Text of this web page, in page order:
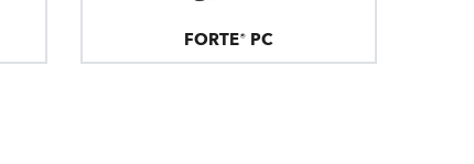
ЕвропаFORTE® PC